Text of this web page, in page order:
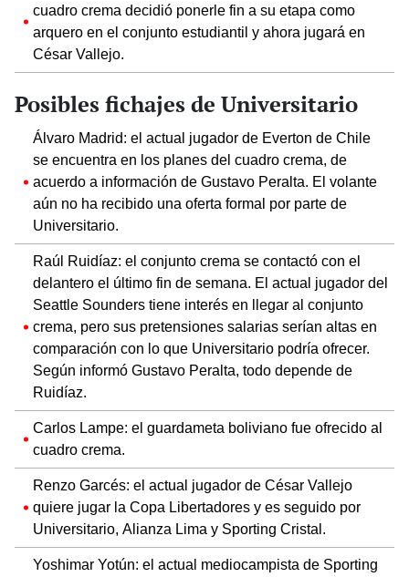
cuadro crema decidió ponerle fin a su etapa como
arquero en el conjunto estudiantil y ahora jugará en
César Vallejo.
Posibles fichajes de Universitario
Álvaro Madrid: el actual jugador de Everton de Chile
se encuentra en los planes del cuadro crema, de
acuerdo a información de Gustavo Peralta. El volante
aún no ha recibido una oferta formal por parte de
Universitario.
Raúl Ruidíaz: el conjunto crema se contactó con el
delantero el último fin de semana. El actual jugador del
Seattle Sounders tiene interés en llegar al conjunto
crema, pero sus pretensiones salarias serían altas en
comparación con lo que Universitario podría ofrecer.
Según informó Gustavo Peralta, todo depende de
Ruidíaz.
Carlos Lampe: el guardameta boliviano fue ofrecido al
cuadro crema.
Renzo Garcés: el actual jugador de César Vallejo
quiere jugar la Copa Libertadores y es seguido por
Universitario, Alianza Lima y Sporting Cristal.
Yoshimar Yotún: el actual mediocampista de Sporting